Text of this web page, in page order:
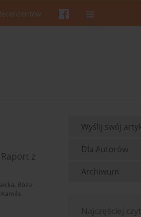
z
, Róża
Kamila
Wyślij swój
Dla Autorów
Archiwum
Najczęściej